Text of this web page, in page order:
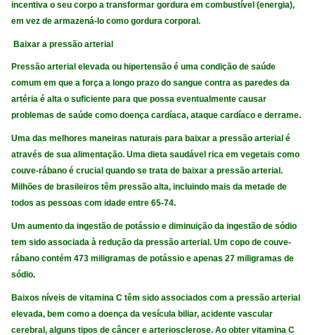
incentiva o seu corpo a transformar gordura em combustível (energia),
em vez de armazená-lo como gordura corporal.
Baixar a pressão arterial
Pressão arterial elevada ou hipertensão é uma condição de saúde
comum em que a força a longo prazo do sangue contra as paredes da
artéria é alta o suficiente para que possa eventualmente causar
problemas de saúde como doença cardíaca, ataque cardíaco e derrame.
Uma das melhores maneiras naturais para baixar a pressão arterial é
através de sua alimentação. Uma dieta saudável rica em vegetais como
couve-rábano é crucial quando se trata de baixar a pressão arterial.
Milhões de brasileiros têm pressão alta, incluindo mais da metade de
todos as pessoas com idade entre 65-74.
Um aumento da ingestão de potássio e diminuição da ingestão de sódio
tem sido associada à redução da pressão arterial. Um copo de couve-
rábano contém 473 miligramas de potássio e apenas 27 miligramas de
sódio.
Baixos níveis de vitamina C têm sido associados com a pressão arterial
elevada, bem como a doença da vesícula biliar, acidente vascular
cerebral, alguns tipos de câncer e arteriosclerose. Ao obter vitamina C